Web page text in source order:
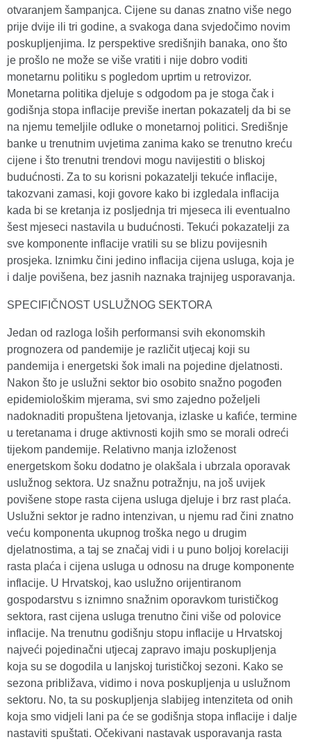
otvaranjem šampanjca. Cijene su danas znatno više nego
prije dvije ili tri godine, a svakoga dana svjedočimo novim
poskupljenjima. Iz perspektive središnjih banaka, ono što
je prošlo ne može se više vratiti i nije dobro voditi
monetarnu politiku s pogledom uprtim u retrovizor.
Monetarna politika djeluje s odgodom pa je stoga čak i
godišnja stopa inflacije previše inertan pokazatelj da bi se
na njemu temeljile odluke o monetarnoj politici. Središnje
banke u trenutnim uvjetima zanima kako se trenutno kreću
cijene i što trenutni trendovi mogu navijestiti o bliskoj
budućnosti. Za to su korisni pokazatelji tekuće inflacije,
takozvani zamasi, koji govore kako bi izgledala inflacija
kada bi se kretanja iz posljednja tri mjeseca ili eventualno
šest mjeseci nastavila u budućnosti. Tekući pokazatelji za
sve komponente inflacije vratili su se blizu povijesnih
prosjeka. Iznimku čini jedino inflacija cijena usluga, koja je
i dalje povišena, bez jasnih naznaka trajnijeg usporavanja.
SPECIFIČNOST USLUŽNOG SEKTORA
Jedan od razloga loših performansi svih ekonomskih
prognozera od pandemije je različit utjecaj koji su
pandemija i energetski šok imali na pojedine djelatnosti.
Nakon što je uslužni sektor bio osobito snažno pogođen
epidemiološkim mjerama, svi smo zajedno poželjeli
nadoknaditi propuštena ljetovanja, izlaske u kafiće, termine
u teretanama i druge aktivnosti kojih smo se morali odreći
tijekom pandemije. Relativno manja izloženost
energetskom šoku dodatno je olakšala i ubrzala oporavak
uslužnog sektora. Uz snažnu potražnju, na još uvijek
povišene stope rasta cijena usluga djeluje i brz rast plaća.
Uslužni sektor je radno intenzivan, u njemu rad čini znatno
veću komponenta ukupnog troška nego u drugim
djelatnostima, a taj se značaj vidi i u puno boljoj korelaciji
rasta plaća i cijena usluga u odnosu na druge komponente
inflacije. U Hrvatskoj, kao uslužno orijentiranom
gospodarstvu s iznimno snažnim oporavkom turističkog
sektora, rast cijena usluga trenutno čini više od polovice
inflacije. Na trenutnu godišnju stopu inflacije u Hrvatskoj
najveći pojedinačni utjecaj zapravo imaju poskupljenja
koja su se dogodila u lanjskoj turističkoj sezoni. Kako se
sezona približava, vidimo i nova poskupljenja u uslužnom
sektoru. No, ta su poskupljenja slabijeg intenziteta od onih
koja smo vidjeli lani pa će se godišnja stopa inflacije i dalje
nastaviti spuštati. Očekivani nastavak usporavanja rasta